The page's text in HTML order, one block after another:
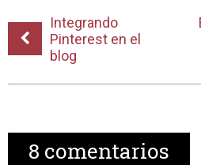
Integrando
Pinterest en el
blog
8 comentarios